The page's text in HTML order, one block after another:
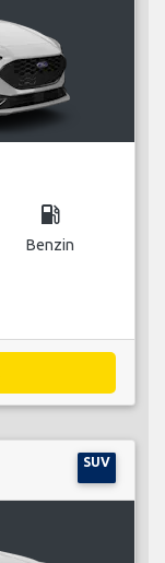
local_gas_station
Benzin
SUV